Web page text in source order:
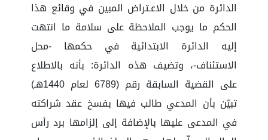
الدائرة من خلال الاعـتراض المبين في وقائع هذا
الحكم ما يوجب الملاحظة على سلامة ما انتهت
إليه الدائرة الابتدائية في حكمها -محل
الاستئناف-، وتضيف هذه الدائرة: بأنه بالاطلاع
على القضية السابقة رقم (6789 لعام 1440هـ)
تبيّن بأن المدعي طالب فيها بفسخ عقد شراكته
في المدعى عليها بالإضافة إلى إلزامها برد رأس